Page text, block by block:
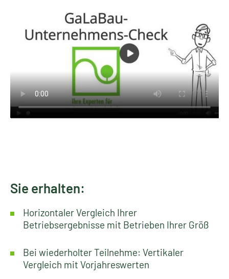
Sie erhalten:
Horizontaler Vergleich Ihrer
Betriebsergebnisse mit Betrieben Ihrer Größ
Bei wiederholter Teilnehme: Vertikaler
Vergleich mit Vorjahreswerten